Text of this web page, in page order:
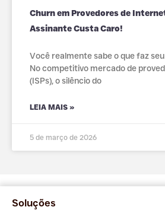
Churn em Provedores de
Assinante Custa Caro!
Você realmente sabe o que faz
No competitivo mercado de
(ISPs), o silêncio do
LEIA MAIS »
5 de março de 2026
Soluções